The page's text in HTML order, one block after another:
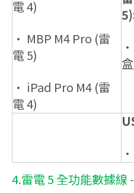
電 4)
• MBP M4 Pro (雷
電 5)
• iPad Pro M4 (雷
電 4)
4.雷電 5 全功能數據線